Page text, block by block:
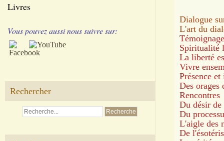
Livres
Vous pouvez aussi nous suivre sur:
Rechercher
Dialogue
L'art du
Témoignage
Spiritualité
La liberté
Vivre
Présence
Des
Rencontres
Du désir
Du
L'aigle des
De